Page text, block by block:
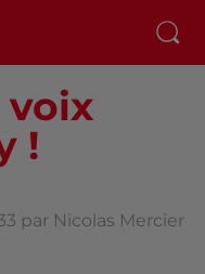
voix
!
par Nicolas Mercier